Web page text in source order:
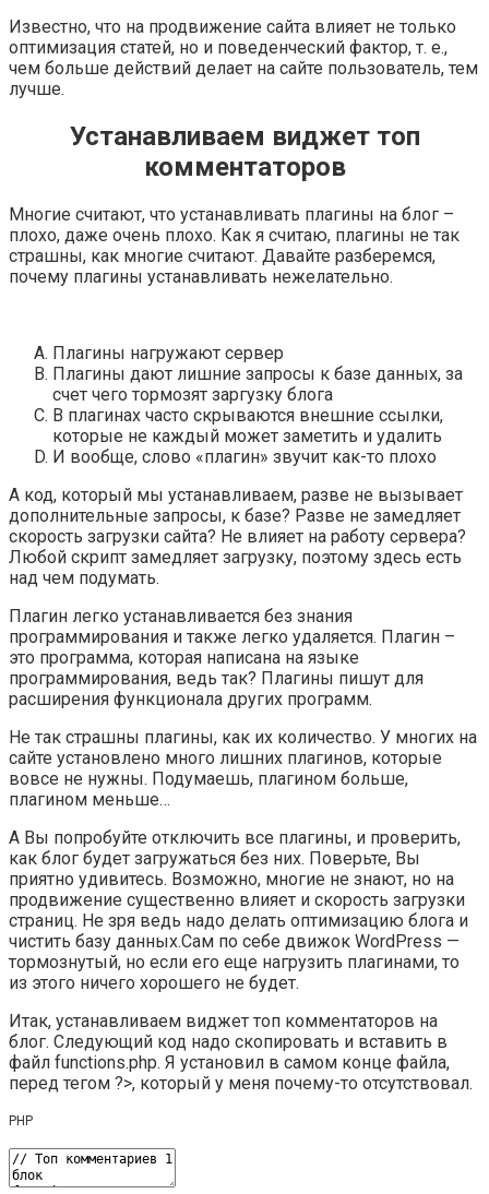
Известно, что на продвижение сайта влияет не только
оптимизация статей, но и поведенческий фактор, т. е.,
чем больше действий делает на сайте пользователь, тем
лучше.
Устанавливаем виджет топ
комментаторов
Многие считают, что устанавливать плагины на блог –
плохо, даже очень плохо. Как я считаю, плагины не так
страшны, как многие считают. Давайте разберемся,
почему плагины устанавливать нежелательно.
Плагины нагружают сервер
Плагины дают лишние запросы к базе данных, за
счет чего тормозят заргузку блога
В плагинах часто скрываются внешние ссылки,
которые не каждый может заметить и удалить
И вообще, слово «плагин» звучит как-то плохо
А код, который мы устанавливаем, разве не вызывает
дополнительные запросы, к базе? Разве не замедляет
скорость загрузки сайта? Не влияет на работу сервера?
Любой скрипт замедляет загрузку, поэтому здесь есть
над чем подумать.
Плагин легко устанавливается без знания
программирования и также легко удаляется. Плагин –
это программа, которая написана на языке
программирования, ведь так? Плагины пишут для
расширения функционала других программ.
Не так страшны плагины, как их количество. У многих на
сайте установлено много лишних плагинов, которые
вовсе не нужны. Подумаешь, плагином больше,
плагином меньше…
А Вы попробуйте отключить все плагины, и проверить,
как блог будет загружаться без них. Поверьте, Вы
приятно удивитесь. Возможно, многие не знают, но на
продвижение существенно влияет и скорость загрузки
страниц. Не зря ведь надо делать оптимизацию блога и
чистить базу данных.Сам по себе движок WordPress —
тормознутый, но если его еще нагрузить плагинами, то
из этого ничего хорошего не будет.
Итак, устанавливаем виджет топ комментаторов на
блог. Следующий код надо скопировать и вставить в
файл functions.php. Я установил в самом конце файла,
перед тегом ?>, который у меня почему-то отсутствовал.
PHP